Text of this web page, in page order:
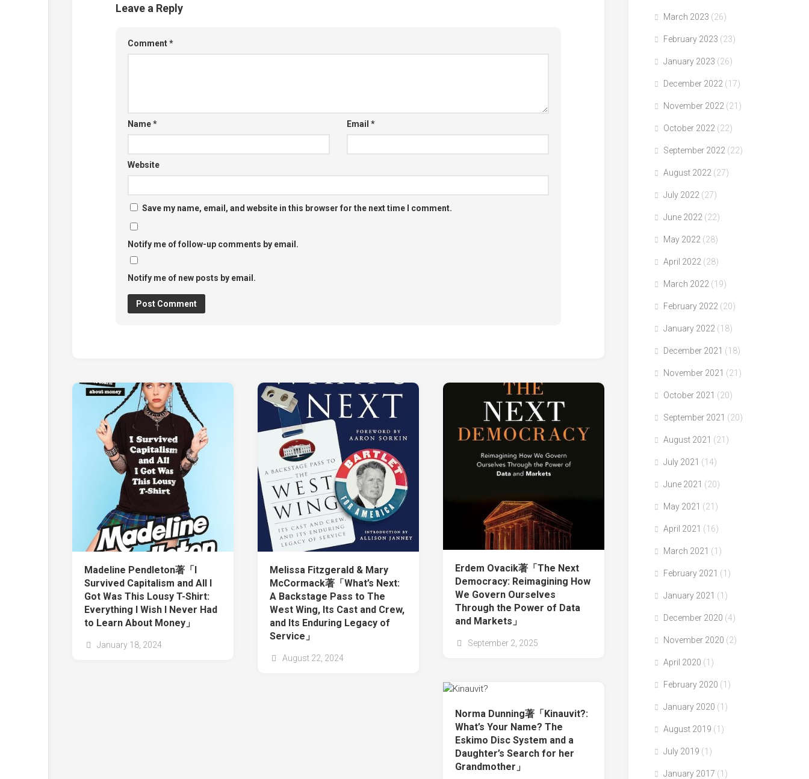
Leave a Reply
Comment*
Name* Email *
Website
Save my name, email, and website in this browser for the next time I comment.
Notify me of follow-up comments by email.
Notify me of new posts by email.
Madeline Pendleton著「I
Survived Capitalism and All I
Got Was This Lousy T-Shirt:
Everything I Wish I Never Had
to Learn About Money」
January 18, 2024
Melissa Fitzgerald & Mary
McCormack著「What’s Next:
A Backstage Pass to The
West Wing, Its Cast and Crew,
and Its Enduring Legacy of
Service」
August 22, 2024
Erdem Ovacik著「The Next
Democracy: Reimagining How
We Govern Ourselves
Through the Power of Data
and Markets」
September 2, 2025
Norma Dunning著「Kinauvit?:
What’s Your Name? The
Eskimo Disc System and a
Daughter’s Search for her
Grandmother」
March 2023 (26)
February 2023 (23)
January 2023 (26)
December 2022 (17)
November 2022 (21)
October 2022 (22)
September 2022 (22)
August 2022 (27)
July 2022 (27)
June 2022 (22)
May 2022 (28)
April 2022 (28)
March 2022 (19)
February 2022 (20)
January 2022 (18)
December 2021 (18)
November 2021 (21)
October 2021 (20)
September 2021 (20)
August 2021 (21)
July 2021 (14)
June 2021 (20)
May 2021 (21)
April 2021 (16)
March 2021 (1)
February 2021 (1)
January 2021 (1)
December 2020 (4)
November 2020 (2)
April 2020 (1)
February 2020 (1)
January 2020 (1)
August 2019 (1)
July 2019 (1)
January 2017 (1)